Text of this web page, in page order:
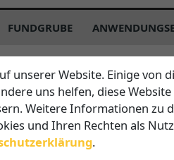
FUNDGRUBE
Brustor
unserer Website. Einige von
uns helfen, diese
Weitere Informationen zu
und Ihren Rechten als
.